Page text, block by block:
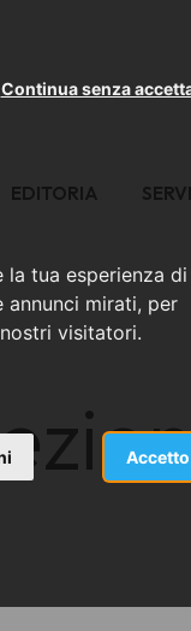
tua esperienza di
mirati, per
visitatori.
Accetto
Continua senza
EDITORIA